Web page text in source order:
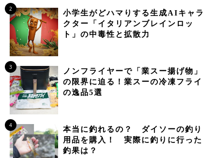
2
小学生がどハマりする生成AIキャラ
クター「イタリアンブレインロッ
ト」の中毒性と拡散力
3
ノンフライヤーで「業スー揚げ物」
の限界に迫る！業スーの冷凍フライ
の逸品5選
4
本当に釣れるの？ ダイソーの釣り
用品を購入！ 実際に釣りに行った
釣果は？